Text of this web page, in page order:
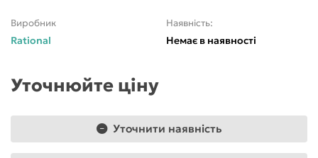
Виробник
Rational
Наявність:
Немає в наявності
Уточнюйте ціну
Уточнити наявність